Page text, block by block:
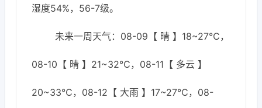
湿度54%，56-7级。
未来一周天气：08-09【 晴 】18~27℃，
08-10【 晴 】21~32℃，08-11【 多云 】
20~33℃，08-12【 大雨 】17~27℃，08-